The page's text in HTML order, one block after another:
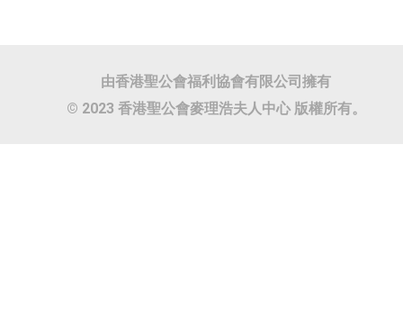
由香港聖公會福利協會有限公司擁有
© 2023 香港聖公會麥理浩夫人中心 版權所有。